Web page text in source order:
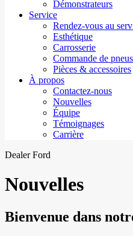
Démonstrateurs
Service
Rendez-vous au
Esthétique
Carrosserie
Commande de pneus
Pièces & accessoires
À propos
Contactez-nous
Nouvelles
Équipe
Témoignages
Carrière
Dealer Ford
Nouvelles
Bienvenue dans